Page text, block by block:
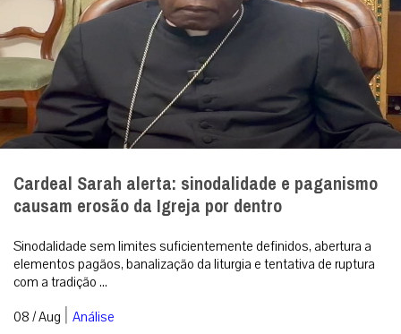
Cardeal Sarah alerta: sinodalidade e paganismo
causam erosão da Igreja por dentro
Sinodalidade sem limites suficientemente definidos, abertura a
elementos pagãos, banalização da liturgia e tentativa de ruptura
com a tradição ...
08 / Aug | Análise